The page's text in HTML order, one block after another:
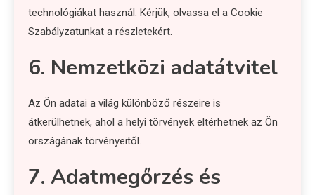
technológiákat használ. Kérjük, olvassa el a Cookie
Szabályzatunkat a részletekért.
6. Nemzetközi adatátvitel
Az Ön adatai a világ különböző részeire is
átkerülhetnek, ahol a helyi törvények eltérhetnek az Ön
országának törvényeitől.
7. Adatmegőrzés és